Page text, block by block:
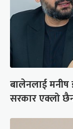
बालेनलाई
सरकार एक्लो